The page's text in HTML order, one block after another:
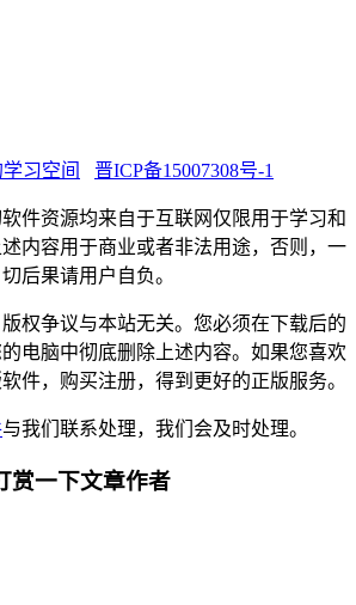
习空间 晋ICP备15007308号-1
件资源均来自于互联网仅限用于学习和
内容用于商业或者非法用途，否则，一
切后果请用户自负。
权争议与本站无关。您必须在下载后的
电脑中彻底删除上述内容。如果您喜欢
件，购买注册，得到更好的正版服务。
与我们联系处理，我们会及时处理。
赏一下文章作者